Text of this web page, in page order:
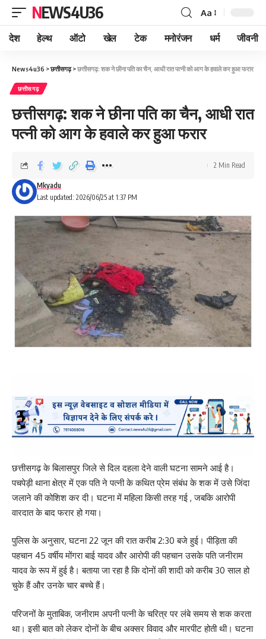
NEWS4U36 Aa
देश हेल्थ ऑटो खेल टेक मनोरंजन धर्म जीवनी
News4u36 >छत्तीसगढ़>छत्तीसगढ़: शक ने छीना पति का चैन, आधी रात पत्नी को आग के हवाले कर हुआ फरार
छत्तीसगढ़
छत्तीसगढ़: शक ने छीना पति का चैन, आधी रात
पत्नी को आग के हवाले कर हुआ फरार
Last updated: 2026/06/25 at 1:37 PM
Mkyadu
2 Min Read
छत्तीसगढ़ के बिलासपुर जिले से दिल दहला देने वाली घटना सामने आई है।
पचपेड़ी थाना क्षेत्र में एक पति ने पत्नी के कथित प्रेम संबंध के शक में उसे जिंदा
जलाने की कोशिश कर दी। घटना में महिला किसी तरह गई , जबकि आरोपी
वारदात के बाद फरार हो गया।
पुलिस के अनुसार, घटना 22 जून की रात करीब 2:30 बजे हुई। पीड़िता की
पहचान 45 वर्षीय मोंगरा बाई यादव और आरोपी की पहचान उसके पति जनीराम
यादव के रूप में हुई है। बताया जा रहा है कि दोनों की शादी को करीब 30 साल हो
चुके हैं और उनके चार बच्चे हैं।
परिजनों के मुताबिक, जनीराम अपनी पत्नी के चरित्र पर लंबे समय से शक करता
था। इसी बात को लेकर दोनों के बीच अक्सर विवाद और मारपीट होती थी। घटना